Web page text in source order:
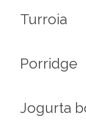
Turroia
Porridge
Jogurta